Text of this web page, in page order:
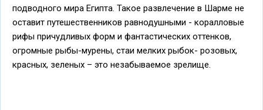
подводного мира Египта. Такое развлечение в Шарме не
оставит путешественников равнодушными - коралловые
рифы причудливых форм и фантастических оттенков,
огромные рыбы-мурены, стаи мелких рыбок- розовых,
красных, зеленых – это незабываемое зрелище.